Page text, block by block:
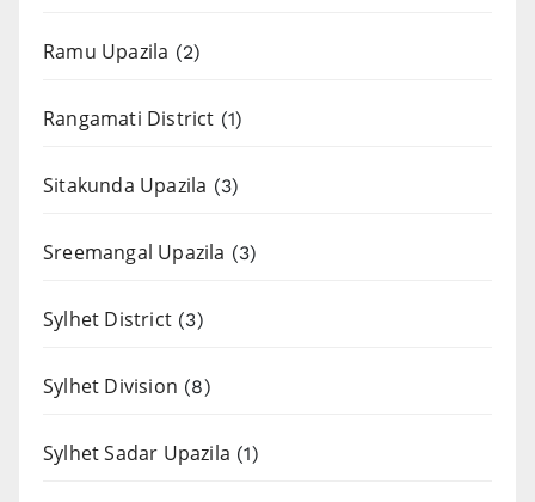
Ramu Upazila (2)
Rangamati District (1)
Sitakunda Upazila (3)
Sreemangal Upazila (3)
Sylhet District (3)
Sylhet Division (8)
Sylhet Sadar Upazila (1)